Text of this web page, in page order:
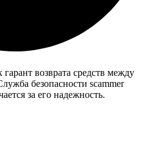
возврата средств между
безопасности scammer
за его надежность.